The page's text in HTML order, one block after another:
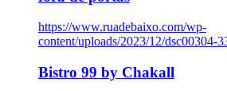
https://www.ruadebaixo.com/wp-
content/uploads/2023/12/dsc00304-
Bistro 99 by Chakall